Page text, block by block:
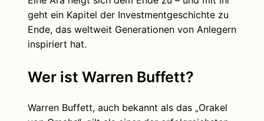
geht ein Kapitel der Investmentgeschichte zu
Ende, das weltweit Generationen von Anlegern
inspiriert hat.
Wer ist Warren Buffett?
Warren Buffett, auch bekannt als das „Orakel